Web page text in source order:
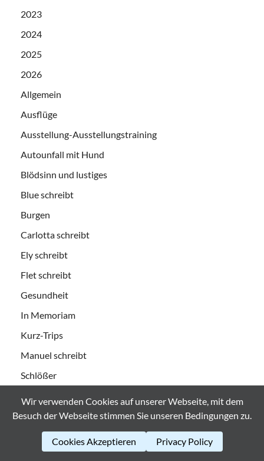
2023
2024
2025
2026
Allgemein
Ausflüge
Ausstellung-Ausstellungstraining
Autounfall mit Hund
Blödsinn und lustiges
Blue schreibt
Burgen
Carlotta schreibt
Ely schreibt
Flet schreibt
Gesundheit
In Memoriam
Kurz-Trips
Manuel schreibt
Schlößer
Technik
Urlaubs-Logbücher
Videos
Wir verwenden Cookies auf unserer Webseite, mit dem
Besuch der Webseite stimmen Sie unseren Bedingungen zu.
Cookies Akzeptieren Privacy Policy